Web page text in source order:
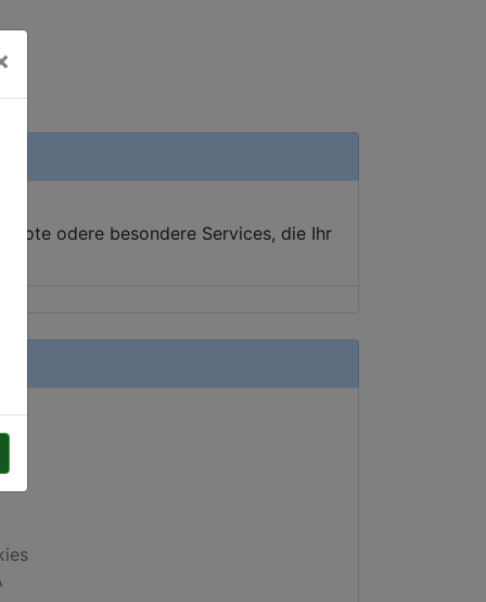
odere besondere Services, die Ihr